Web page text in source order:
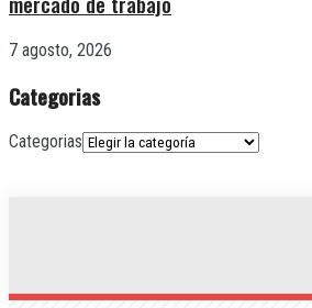
7 agosto, 2026
Categorias
Categorias